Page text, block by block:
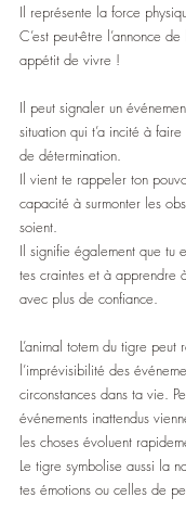
Il représente la force
C’est peut-être l’annonce
appétit de vivre !
Il peut signaler un
situation qui t’a incité à
de détermination.
Il vient te rappeler ton
capacité à surmonter les
soient.
Il signifie également que tu
tes craintes et à apprendre
avec plus de confiance.
L’animal totem du tigre peut
l’imprévisibilité des
circonstances dans ta vie.
événements inattendus
les choses évoluent
Le tigre symbolise aussi la
tes émotions ou celles de